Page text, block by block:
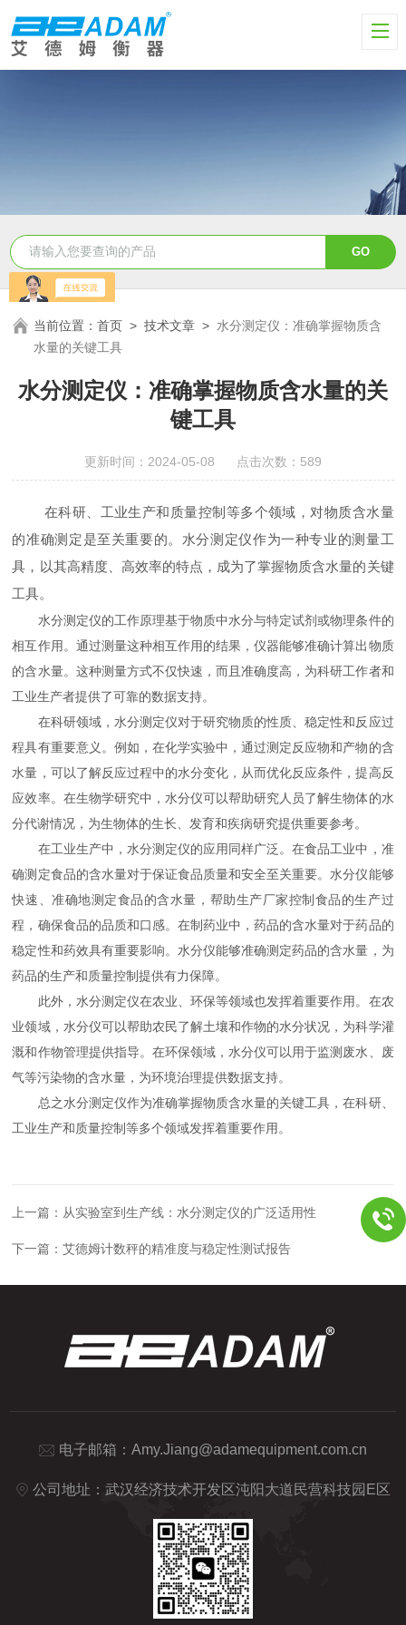
当前位置：首页 >技术文章 > 水分测定仪：准确掌握物质含
水量的关键工具
水分测定仪：准确掌握物质含水量的关
键工具
更新时间：2024-05-08 点击次数：589
在科研、工业生产和质量控制等多个领域，对物质含水量
的准确测定是至关重要的。水分测定仪作为一种专业的测量工
具，以其高精度、高效率的特点，成为了掌握物质含水量的关键
工具。
水分测定仪的工作原理基于物质中水分与特定试剂或物理条件的
相互作用。通过测量这种相互作用的结果，仪器能够准确计算出物质
的含水量。这种测量方式不仅快速，而且准确度高，为科研工作者和
工业生产者提供了可靠的数据支持。
在科研领域，水分测定仪对于研究物质的性质、稳定性和反应过
程具有重要意义。例如，在化学实验中，通过测定反应物和产物的含
水量，可以了解反应过程中的水分变化，从而优化反应条件，提高反
应效率。在生物学研究中，水分仪可以帮助研究人员了解生物体的水
分代谢情况，为生物体的生长、发育和疾病研究提供重要参考。
在工业生产中，水分测定仪的应用同样广泛。在食品工业中，准
确测定食品的含水量对于保证食品质量和安全至关重要。水分仪能够
快速、准确地测定食品的含水量，帮助生产厂家控制食品的生产过
程，确保食品的品质和口感。在制药业中，药品的含水量对于药品的
稳定性和药效具有重要影响。水分仪能够准确测定药品的含水量，为
药品的生产和质量控制提供有力保障。
此外，水分测定仪在农业、环保等领域也发挥着重要作用。在农
业领域，水分仪可以帮助农民了解土壤和作物的水分状况，为科学灌
溉和作物管理提供指导。在环保领域，水分仪可以用于监测废水、废
气等污染物的含水量，为环境治理提供数据支持。
总之水分测定仪作为准确掌握物质含水量的关键工具，在科研、
工业生产和质量控制等多个领域发挥着重要作用。
上一篇： 从实验室到生产线：水分测定仪的广泛适用性
下一篇：艾德姆计数秤的精准度与稳定性测试报告
电子邮箱： Amy.Jiang@adamequipment.com.cn
公司地址：武汉经济技术开发区沌阳大道民营科技园E区